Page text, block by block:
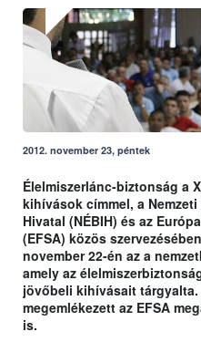
2012. november 23, péntek
Élelmiszerlánc-biztonság a
kihívások címmel, a
Hivatal (NÉBIH) és az
(EFSA) közös
november 22-én az a
amely az
jövőbeli kihívásait
megemlékezett az EFSA
is.